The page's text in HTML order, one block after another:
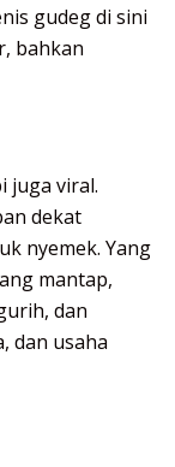
gudeg di sini
bahkan
juga viral.
dekat
nyemek. Yang
mantap,
dan
dan usaha